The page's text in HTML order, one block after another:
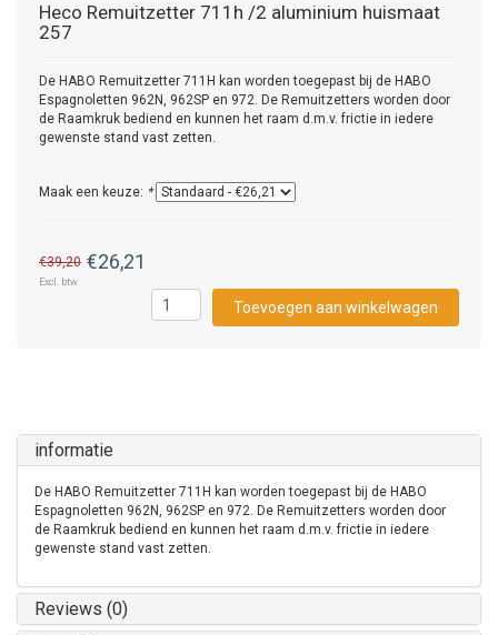
Heco Remuitzetter 711h /2 aluminium huismaat
257
De HABO Remuitzetter 711H kan worden toegepast bij de HABO
Espagnoletten 962N, 962SP en 972. De Remuitzetters worden door
de Raamkruk bediend en kunnen het raam d.m.v. frictie in iedere
gewenste stand vast zetten.
Maak een keuze: *
€39,20 €26,21
Excl. btw
Toevoegen aan winkelwagen
informatie
De HABO Remuitzetter 711H kan worden toegepast bij de HABO
Espagnoletten 962N, 962SP en 972. De Remuitzetters worden door
de Raamkruk bediend en kunnen het raam d.m.v. frictie in iedere
gewenste stand vast zetten.
Reviews (0)